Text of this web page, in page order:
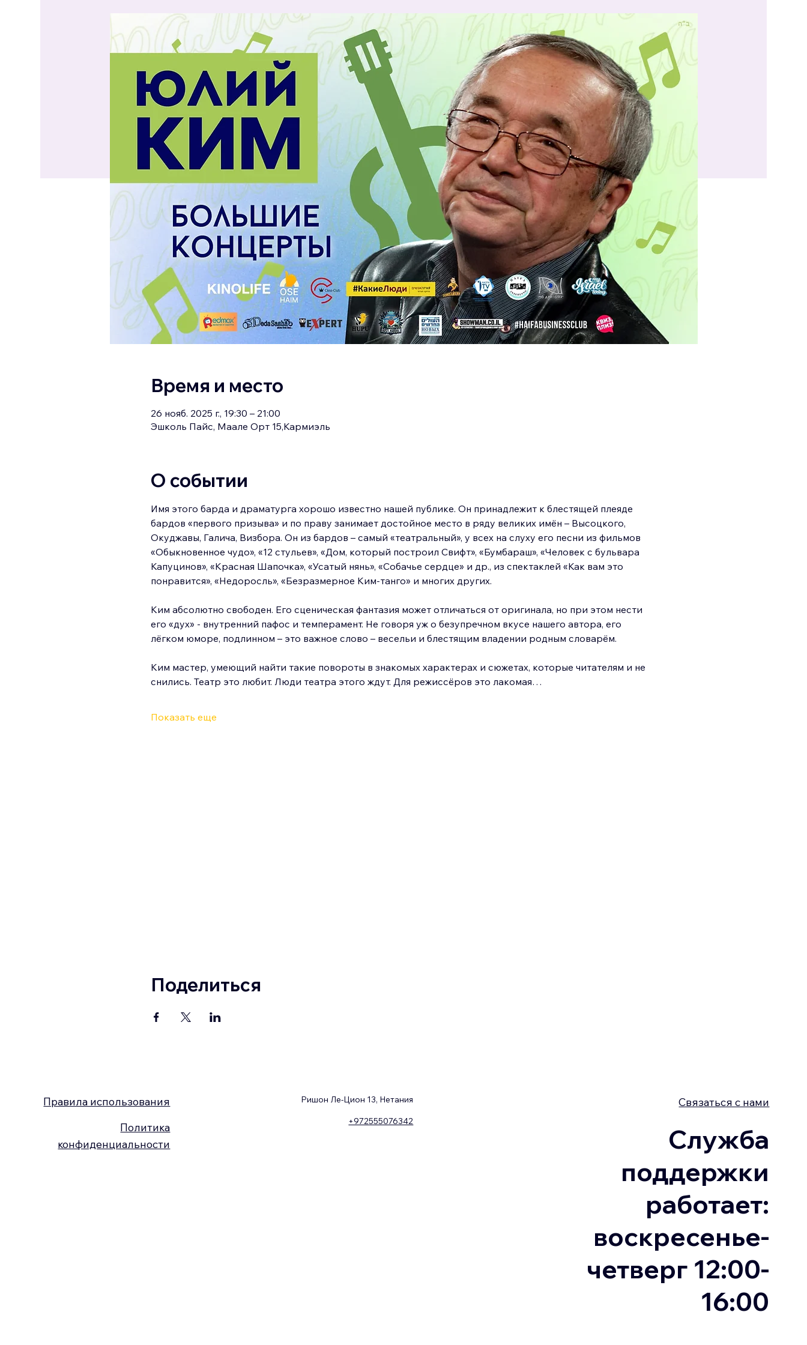
Время и место
26 нояб. 2025 г., 19:30 – 21:00
Эшколь Пайс, Маале Орт 15,Кармиэль
О событии
Имя этого барда и драматурга хорошо известно нашей публике. Он принадлежит к блестящей плеяде
бардов «первого призыва» и по праву занимает достойное место в ряду великих имён – Высоцкого,
Окуджавы, Галича, Визбора. Он из бардов – самый «театральный», у всех на слуху его песни из фильмов
«Обыкновенное чудо», «12 стульев», «Дом, который построил Свифт», «Бумбараш», «Человек с бульвара
Капуцинов», «Красная Шапочка», «Усатый нянь», «Собачье сердце» и др., из спектаклей «Как вам это
понравится», «Недоросль», «Безразмерное Ким-танго» и многих других.
Ким абсолютно свободен. Его сценическая фантазия может отличаться от оригинала, но при этом нести
его «дух» - внутренний пафос и темперамент. Не говоря уж о безупречном вкусе нашего автора, его
лёгком юморе, подлинном – это важное слово – весельи и блестящим владении родным словарём.
Ким мастер, умеющий найти такие повороты в знакомых характерах и сюжетах, которые читателям и не
снились. Театр это любит. Люди театра этого ждут. Для режиссёров это лакомая…
Показать еще
Поделиться
Правила использования
Политика
конфиденциальности
Ришон Ле-Цион 13, Нетания
+972555076342
Связаться с нами
Служба
поддержки
работает:
воскресенье-
четверг 12:00-
16:00